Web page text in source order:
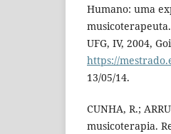
Humano: uma
musicoterapeuta.
UFG, IV, 2004,
https://
13/05/14.
CUNHA, R.;
musicoterapia.